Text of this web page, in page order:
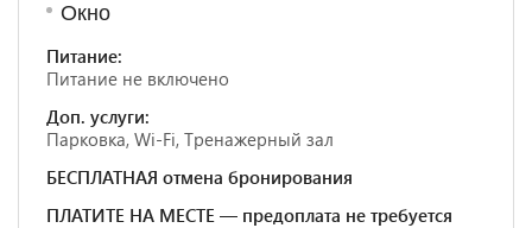
Окно
Питание:
Питание не включено
Доп. услуги:
Парковка, Wi-Fi, Тренажерный зал
БЕСПЛАТНАЯ отмена бронирования
ПЛАТИТЕ НА МЕСТЕ — предоплата не требуется